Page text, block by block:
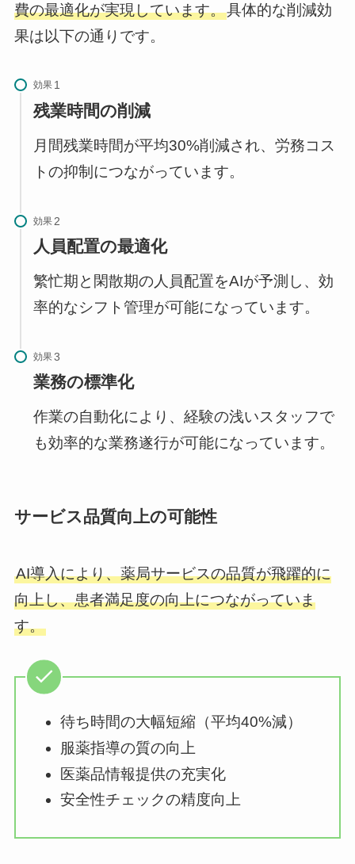
費の最適化が実現しています。具体的な削減効
果は以下の通りです。
効果
残業時間の削減
月間残業時間が平均30%削減され、労務コス
トの抑制につながっています。
効果
人員配置の最適化
繁忙期と閑散期の人員配置をAIが予測し、効
率的なシフト管理が可能になっています。
効果
業務の標準化
作業の自動化により、経験の浅いスタッフで
も効率的な業務遂行が可能になっています。
サービス品質向上の可能性
AI導入により、薬局サービスの品質が飛躍的に
向上し、患者満足度の向上につながっていま
す。
待ち時間の大幅短縮（平均40%減）
服薬指導の質の向上
医薬品情報提供の充実化
安全性チェックの精度向上